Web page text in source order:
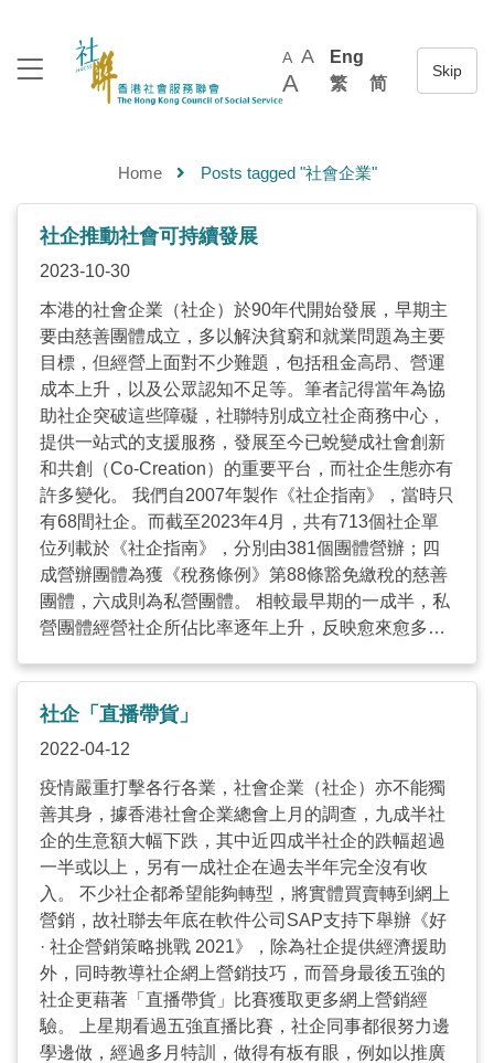
A A
A
Eng
繁
简
Home Posts tagged "社會企業"
社企推動社會可持續發展
2023-10-30
本港的社會企業（社企）於90年代開始發展，早期主
要由慈善團體成立，多以解決貧窮和就業問題為主要
目標，但經營上面對不少難題，包括租金高昂、營運
成本上升，以及公眾認知不足等。筆者記得當年為協
助社企突破這些障礙，社聯特別成立社企商務中心，
提供一站式的支援服務，發展至今已蛻變成社會創新
和共創（Co-Creation）的重要平台，而社企生態亦有
許多變化。 我們自2007年製作《社企指南》，當時只
有68間社企。而截至2023年4月，共有713個社企單
位列載於《社企指南》，分別由381個團體營辦；四
成營辦團體為獲《稅務條例》第88條豁免繳稅的慈善
團體，六成則為私營團體。 相較最早期的一成半，私
營團體經營社企所佔比率逐年上升，反映愈來愈多企
能為社會帶來可持續發展的效益亦同樣重要。私營團
體經營的企業揉合科技、營商及創意思維去解決不同
業分布方面，首5個類別依次為「教育及培訓」、
「生活百貨」、「健康護理及醫療」、「飲食」與
「藝術及文化」。在新增的社企中，不少屬「企業服
務及商業支援」和「愛惜地球」業務，反映近年較多
新晉社企營運者選取開拓「企業對企業」（Business-
to-business，B2B）的商業市場，如職業轉介、在職
培訓及營銷方案等服務，以及關注與環保相關的議
題。 再者，以社會目標而言，《社企指南》列載的社
企多以「就業融合」和「促進社會共融」為主，亦呼
應聯合國「2030永續發展目標」（Sustainable
Development Goals，簡稱SDGs）中的目標8：「促
進持久、包容性和可持續的經濟增長，充分的生產性
社企「直播帶貨」
2022-04-12
疫情嚴重打擊各行各業，社會企業（社企）亦不能獨
善其身，據香港社會企業總會上月的調查，九成半社
企的生意額大幅下跌，其中近四成半社企的跌幅超過
一半或以上，另有一成社企在過去半年完全沒有收
入。 不少社企都希望能夠轉型，將實體買賣轉到網上
營銷，故社聯去年底在軟件公司SAP支持下舉辦《好
· 社企營銷策略挑戰 2021》，除為社企提供經濟援助
外，同時教導社企網上營銷技巧，而晉身最後五強的
社企更藉著「直播帶貨」比賽獲取更多網上營銷經
驗。 上星期看過五強直播比賽，社企同事都很努力邊
學邊做，經過多月特訓，做得有板有眼，例如以推廣